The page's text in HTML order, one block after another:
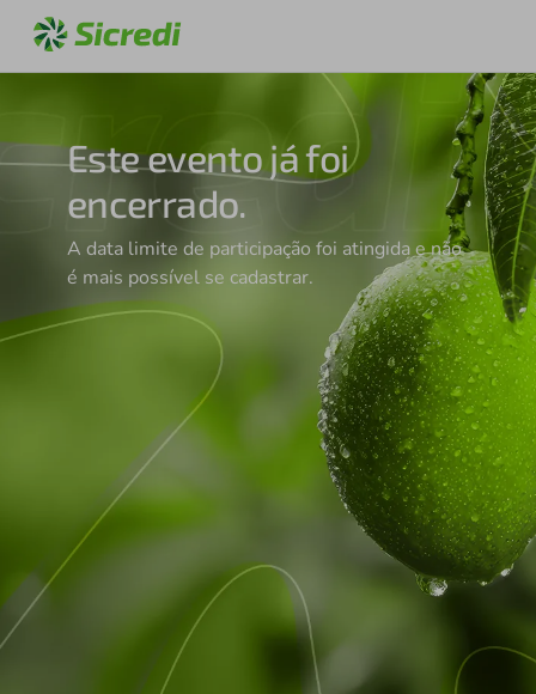
Este evento já foi
encerrado.
A data limite de participação foi atingida e não
é mais possível se cadastrar.